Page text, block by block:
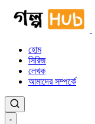
হোম
সিরিজ
লেখক
আমাদের সম্পর্কে